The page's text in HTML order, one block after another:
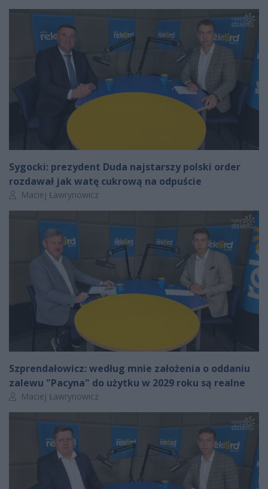
Sygocki: prezydent Duda najstarszy polski order
rozdawał jak watę cukrową na odpuście
Autor artykułu:
Maciej Ławrynowicz
Szprendałowicz: według mnie założenia o oddaniu
zalewu "Pacyna" do użytku w 2029 roku są realne
Autor artykułu:
Maciej Ławrynowicz